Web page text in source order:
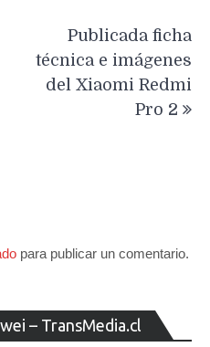
Publicada ficha
técnica e imágenes
del Xiaomi Redmi
Pro 2
para publicar un comentario.
– TransMedia.cl
de